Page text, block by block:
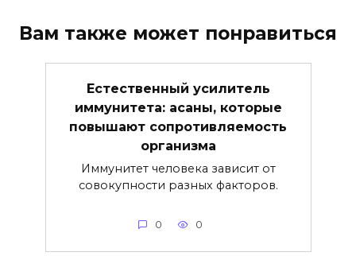
Вам также может понравиться
Естественный усилитель
иммунитета: асаны, которые
повышают сопротивляемость
организма
Иммунитет человека зависит от
совокупности разных факторов.
0 0